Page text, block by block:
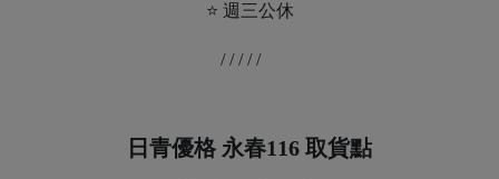
⭐ 週三公休
/ / / / /
日青優格 永春116 取貨點